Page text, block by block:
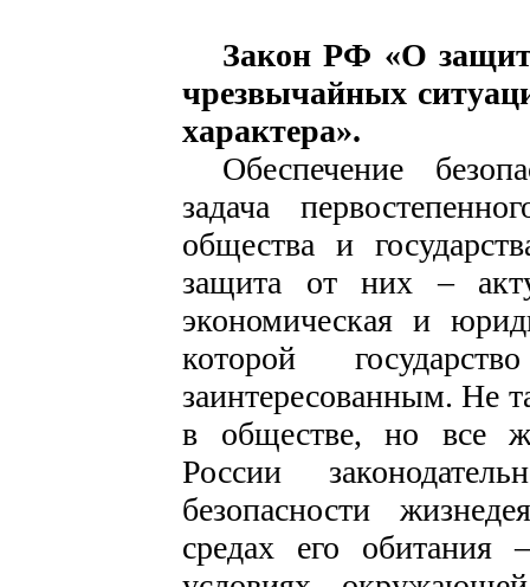
Закон РФ «О
чрезвычайных
характера».
Обеспечение
зада­ча
общества и
защита от них –
экономическая и
которой
заинтересованным. Не
в обществе, но все
России
безопасности
средах его